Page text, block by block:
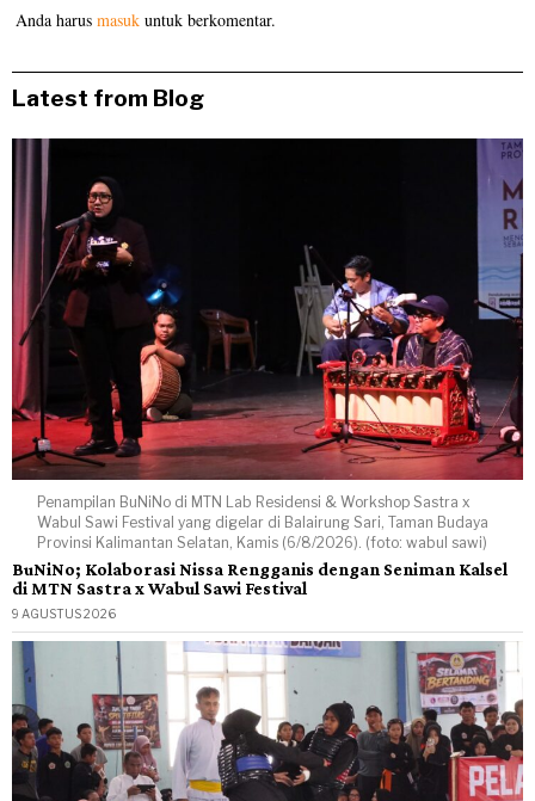
Anda harusmasuk untuk berkomentar.
Latest from Blog
Penampilan BuNiNo di MTN Lab Residensi & Workshop Sastra x
Wabul Sawi Festival yang digelar di Balairung Sari, Taman Budaya
Provinsi Kalimantan Selatan, Kamis (6/8/2026). (foto: wabul sawi)
BuNiNo; Kolaborasi Nissa Rengganis dengan Seniman Kalsel
di MTN Sastra x Wabul Sawi Festival
9 AGUSTUS 2026